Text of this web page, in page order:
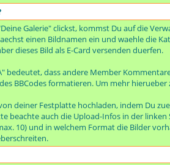
Galerie" clickst, kommst Du auf die
einen Bildnamen ein und waehle die
dieses Bild als E-Card versenden duerfen.
bedeutet, dass andere Member
BBCodes formatieren. Um mehr
deiner Festplatte hochladen, indem Du
beachte auch die Upload-Infos in der
10) und in welchem Format die Bilder